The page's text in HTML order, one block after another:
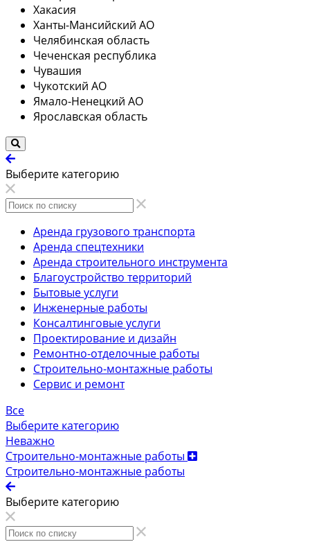
Хакасия
Ханты-Мансийский АО
Челябинская область
Чеченская республика
Чувашия
Чукотский АО
Ямало-Ненецкий АО
Ярославская область
Выберите категорию
Аренда грузового транспорта
Аренда спецтехники
Аренда строительного инструмента
Благоустройство территорий
Бытовые услуги
Инженерные работы
Консалтинговые услуги
Проектирование и дизайн
Ремонтно-отделочные работы
Строительно-монтажные работы
Сервис и ремонт
Все
Выберите категорию
Неважно
Строительно-монтажные работы
Строительно-монтажные работы
Выберите категорию